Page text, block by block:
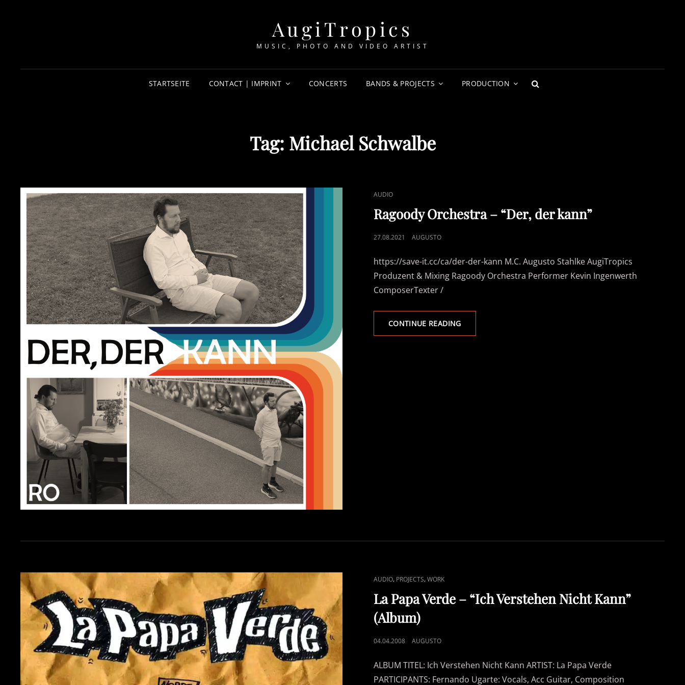
AugiTropics
MUSIC, PHOTO AND VIDEO ARTIST
STARTSEITE CONTACT | IMPRINT CONCERTS BANDS & PROJECTS PRODUCTION
SEARCH
Tag: Michael Schwalbe
CAT
LINKS
AUDIO
Ragoody Orchestra – “Der, der kann”
POSTED
27.08.2021 AUGUSTO
https://save-it.cc/ca/der-der-kann M.C. Augusto Stahlke AugiTropics
Produzent & Mixing Ragoody Orchestra Performer Kevin Ingenwerth
ComposerTexter /
CONTINUE READINGRAGOODY
ORCHESTRA
CAT
LINKS
AUDIO, PROJECTS,WORK
La Papa Verde – “Ich Verstehen Nicht Kann”
(Album)
POSTED
04.04.2008 AUGUSTO
ALBUM TITEL: Ich Verstehen Nicht Kann ARTIST: La Papa Verde
PARTICIPANTS: Fernando Ugarte: Vocals, Acc Guitar, Composition